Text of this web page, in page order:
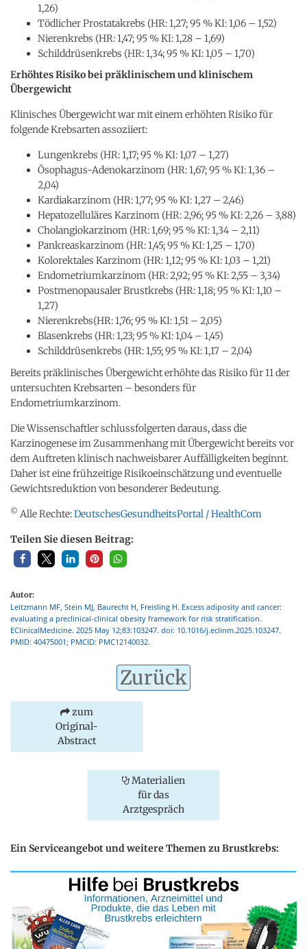
1,26)
Tödlicher Prostatakrebs (HR: 1,27; 95 % KI: 1,06 – 1,52)
Nierenkrebs (HR: 1,47; 95 % KI: 1,28 – 1,69)
Schilddrüsenkrebs (HR: 1,34; 95 % KI: 1,05 – 1,70)
Erhöhtes Risiko bei präklinischem und klinischem
Übergewicht
Klinisches Übergewicht war mit einem erhöhten Risiko für
folgende Krebsarten assoziiert:
Lungenkrebs (HR: 1,17; 95 % KI: 1,07 – 1,27)
Ösophagus-Adenokarzinom (HR: 1,67; 95 % KI: 1,36 –
2,04)
Kardiakarzinom (HR: 1,77; 95 % KI: 1,27 – 2,46)
Hepatozelluläres Karzinom (HR: 2,96; 95 % KI: 2,26 – 3,88)
Cholangiokarzinom (HR: 1,69; 95 % KI: 1,34 – 2,11)
Pankreaskarzinom (HR: 1,45; 95 % KI: 1,25 – 1,70)
Kolorektales Karzinom (HR: 1,12; 95 % KI: 1,03 – 1,21)
Endometriumkarzinom (HR: 2,92; 95 % KI: 2,55 – 3,34)
Postmenopausaler Brustkrebs (HR: 1,18; 95 % KI: 1,10 –
1,27)
Nierenkrebs(HR: 1,76; 95 % KI: 1,51 – 2,05)
Blasenkrebs (HR: 1,23; 95 % KI: 1,04 – 1,45)
Schilddrüsenkrebs (HR: 1,55; 95 % KI: 1,17 – 2,04)
Bereits präklinisches Übergewicht erhöhte das Risiko für 11 der
untersuchten Krebsarten – besonders für
Endometriumkarzinom.
Die Wissenschaftler schlussfolgerten daraus, dass die
Karzinogenese im Zusammenhang mit Übergewicht bereits vor
dem Auftreten klinisch nachweisbarer Auffälligkeiten beginnt.
Daher ist eine frühzeitige Risikoeinschätzung und eventuelle
Gewichtsreduktion von besonderer Bedeutung.
© Alle Rechte:DeutschesGesundheitsPortal / HealthCom
Teilen Sie diesen Beitrag:
Autor:
Leitzmann MF, Stein MJ, Baurecht H, Freisling H. Excess adiposity and cancer:
evaluating a preclinical-clinical obesity framework for risk stratification.
EClinicalMedicine. 2025 May 12;83:103247. doi: 10.1016/j.eclinm.2025.103247.
PMID: 40475001; PMCID: PMC12140032.
Zurück
zum
Original-
Abstract
Materialien
für das
Arztgespräch
Ein Serviceangebot und weitere Themen zu Brustkrebs: